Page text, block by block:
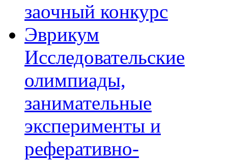
заочный конкурс
Эврикум
Исследовательские
олимпиады,
занимательные
эксперименты и
реферативно-